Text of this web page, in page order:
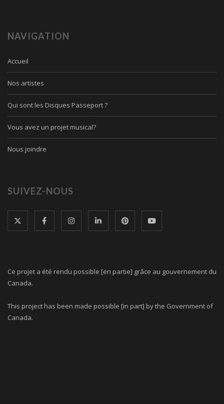
NAVIGATION
Accueil
Nos artistes
Qui sont les Disques Passeport ?
Vous avez un projet musical?
Nous joindre
SUIVEZ-NOUS
Ce projet a été rendu possible [en partie] grâce au gouvernement du
Canada.
This project has been made possible [in part] by the Government of
Canada.